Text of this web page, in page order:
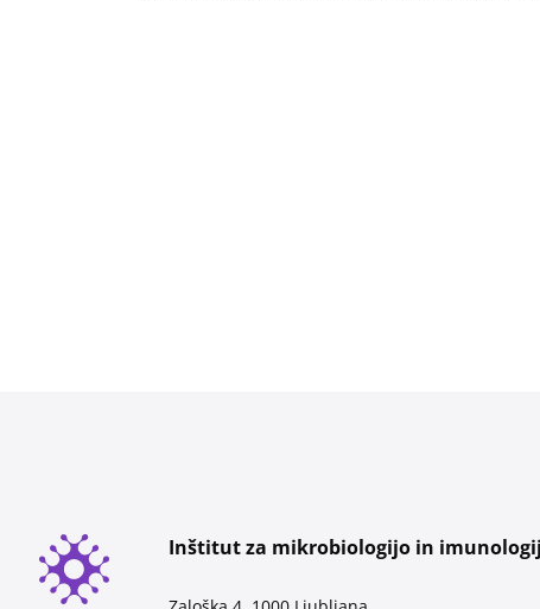
Inštitut za mikrobiologijo in